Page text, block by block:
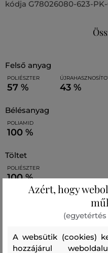
kódja G78026080-623-
felső anyag
POLIÉSZTER
57 % 43 %
bélésanyag
POLIAMID
100 %
töltet
POLIÉSZTER
100 %
Azért, hogy
A websütik (cookies)
hozzájárul